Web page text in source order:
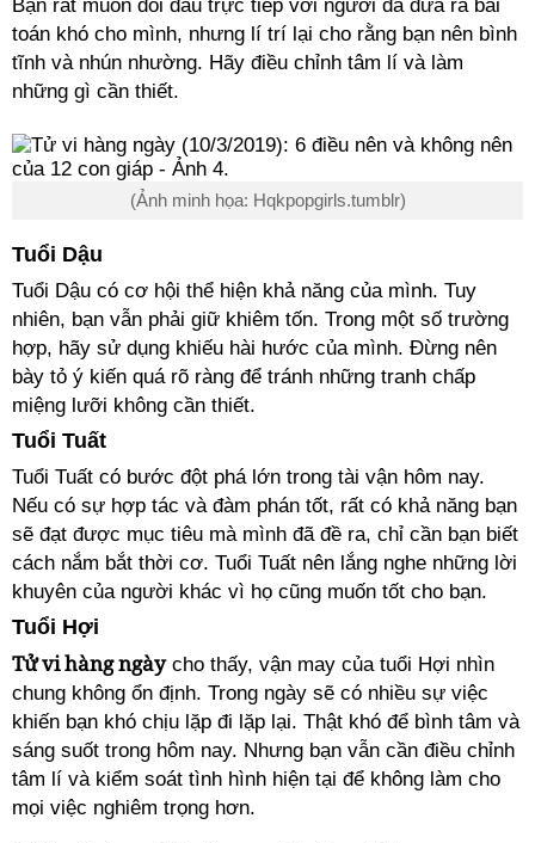
Bạn rất muốn đối đầu trực tiếp với người đã đưa ra bài
toán khó cho mình, nhưng lí trí lại cho rằng bạn nên bình
tĩnh và nhún nhường. Hãy điều chỉnh tâm lí và làm
những gì cần thiết.
(Ảnh minh họa: Hqkpopgirls.tumblr)
Tuổi Dậu
Tuổi Dậu có cơ hội thể hiện khả năng của mình. Tuy
nhiên, bạn vẫn phải giữ khiêm tốn. Trong một số trường
hợp, hãy sử dụng khiếu hài hước của mình. Đừng nên
bày tỏ ý kiến quá rõ ràng để tránh những tranh chấp
miệng lưỡi không cần thiết.
Tuổi Tuất
Tuổi Tuất có bước đột phá lớn trong tài vận hôm nay.
Nếu có sự hợp tác và đàm phán tốt, rất có khả năng bạn
sẽ đạt được mục tiêu mà mình đã đề ra, chỉ cần bạn biết
cách nắm bắt thời cơ. Tuổi Tuất nên lắng nghe những lời
khuyên của người khác vì họ cũng muốn tốt cho bạn.
Tuổi Hợi
Tử vi hàng ngàycho thấy, vận may của tuổi Hợi nhìn
chung không ổn định. Trong ngày sẽ có nhiều sự việc
khiến bạn khó chịu lặp đi lặp lại. Thật khó để bình tâm và
sáng suốt trong hôm nay. Nhưng bạn vẫn cần điều chỉnh
tâm lí và kiểm soát tình hình hiện tại để không làm cho
mọi việc nghiêm trọng hơn.